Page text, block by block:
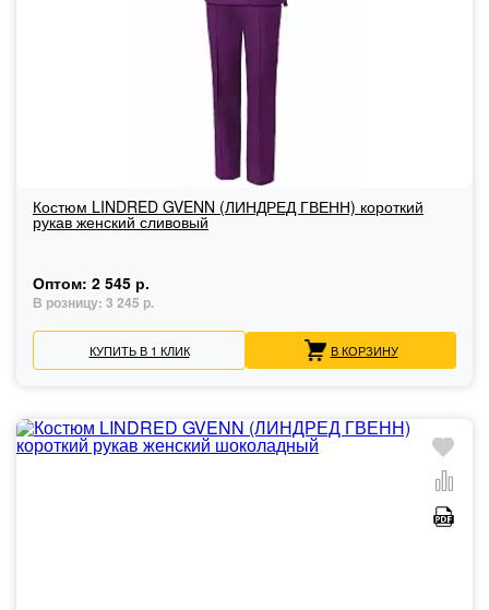
Костюм LINDRED GVENN (ЛИНДРЕД ГВЕНН) короткий
рукав женский сливовый
Оптом: 2 545 р.
В розницу: 3 245 р.
КУПИТЬ В 1 КЛИК В КОРЗИНУ